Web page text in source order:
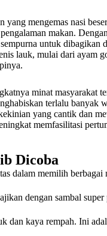
mengemas nasi
makan.
untuk dibagikan
lauk, mulai dari ayam
minat masyarakat
terlalu
yang cantik dan
memfasilitasi
Dicoba
dalam memilih
dengan sambal
dan kaya rempah. Ini